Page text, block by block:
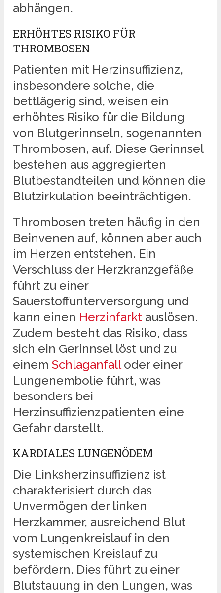
abhängen.
ERHÖHTES RISIKO FÜR
THROMBOSEN
Patienten mit Herzinsuffizienz,
insbesondere solche, die
bettlägerig sind, weisen ein
erhöhtes Risiko für die Bildung
von Blutgerinnseln, sogenannten
Thrombosen, auf. Diese Gerinnsel
bestehen aus aggregierten
Blutbestandteilen und können die
Blutzirkulation beeinträchtigen.
Thrombosen treten häufig in den
Beinvenen auf, können aber auch
im Herzen entstehen. Ein
Verschluss der Herzkranzgefäße
führt zu einer
Sauerstoffunterversorgung und
kann einen Herzinfarkt auslösen.
Zudem besteht das Risiko, dass
sich ein Gerinnsel löst und zu
einemSchlaganfalloder einer
Lungenembolie führt, was
besonders bei
Herzinsuffizienzpatienten eine
Gefahr darstellt.
KARDIALES LUNGENÖDEM
Die Linksherzinsuffizienz ist
charakterisiert durch das
Unvermögen der linken
Herzkammer, ausreichend Blut
vom Lungenkreislauf in den
systemischen Kreislauf zu
befördern. Dies führt zu einer
Blutstauung in den Lungen, was